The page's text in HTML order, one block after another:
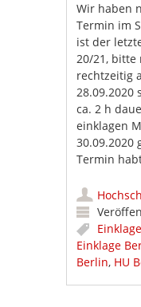
Wir haben
Termin im
ist der
20/21, bitte
rechtzeitig
28.09.2020
ca. 2 h
einklagen
30.09.2020
Termin
Einklage
Berlin, HU